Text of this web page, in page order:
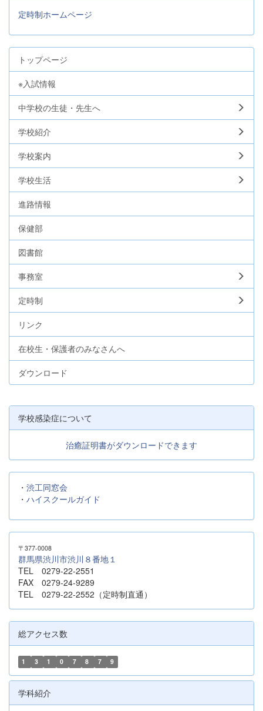
定時制ホームページ
トップページ
※入試情報
中学校の生徒・先生へ
学校紹介
学校案内
学校生活
進路情報
保健部
図書館
事務室
定時制
リンク
在校生・保護者のみなさんへ
ダウンロード
学校感染症について
治癒証明書がダウンロードできます
・ 渋工同窓会
・ ハイスクールガイド
〒377-0008
群馬県渋川市渋川８番地１
TEL 0279-22-2551
FAX 0279-24-9289
TEL 0279-22-2552（定時制直通）
総アクセス数
1 3 1 0 7 8 7 9
学科紹介